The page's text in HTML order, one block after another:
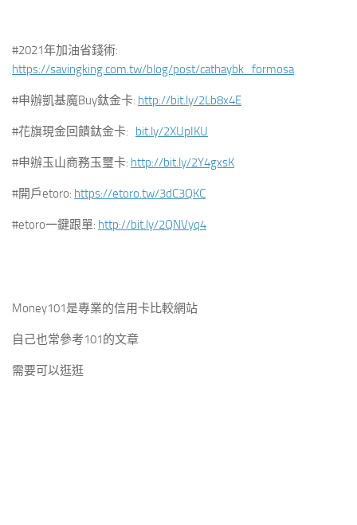
#2021年加油省錢術:
https://savingking.com.tw/blog/post/cathaybk_formosa
#申辦凱基魔Buy鈦金卡: http://bit.ly/2Lb8x4E
#花旗現金回饋鈦金卡: bit.ly/2XUpIKU
#申辦玉山商務玉璽卡: http://bit.ly/2Y4gxsK
#開戶etoro: https://etoro.tw/3dC3QKC
#etoro一鍵跟單: http://bit.ly/2QNVyq4
Money101是專業的信用卡比較網站
自己也常參考101的文章
需要可以逛逛